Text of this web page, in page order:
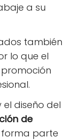
a su
también
lo que el
el diseño del
de
parte